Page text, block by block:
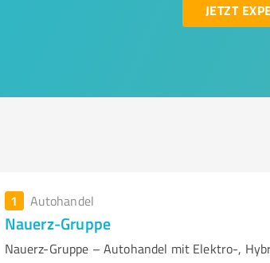
JETZT
1 Autohandel
Nauerz-Gruppe
Nauerz-Gruppe – Autohandel mit Elektro-,